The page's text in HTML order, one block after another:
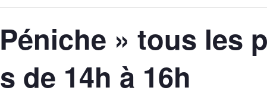
» tous les
de 14h à 16h